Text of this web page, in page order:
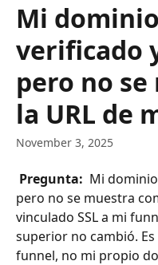
Mi
verificado
pero no
la URL de
November 3, 2025
Pregunta: Mi
pero no se muestra
vinculado SSL a mi
superior no cambió.
funnel, no mi propio